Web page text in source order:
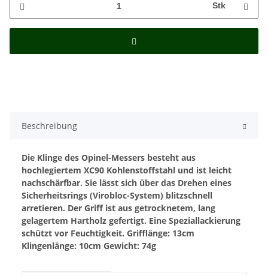
Stk
Beschreibung
Die Klinge des Opinel-Messers besteht aus
hochlegiertem XC90 Kohlenstoffstahl und ist leicht
nachschärfbar. Sie lässt sich über das Drehen eines
Sicherheitsrings (Virobloc-System) blitzschnell
arretieren. Der Griff ist aus getrocknetem, lang
gelagertem Hartholz gefertigt. Eine Speziallackierung
schützt vor Feuchtigkeit. Grifflänge: 13cm
Klingenlänge: 10cm Gewicht: 74g